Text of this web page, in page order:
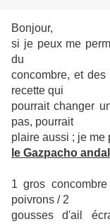
Bonjour,
si je peux me
du
concombre, et
recette qui
pourrait changer
pas, pourrait
plaire aussi ; je me
le Gazpacho
1 gros
poivrons / 2
gousses d'ail